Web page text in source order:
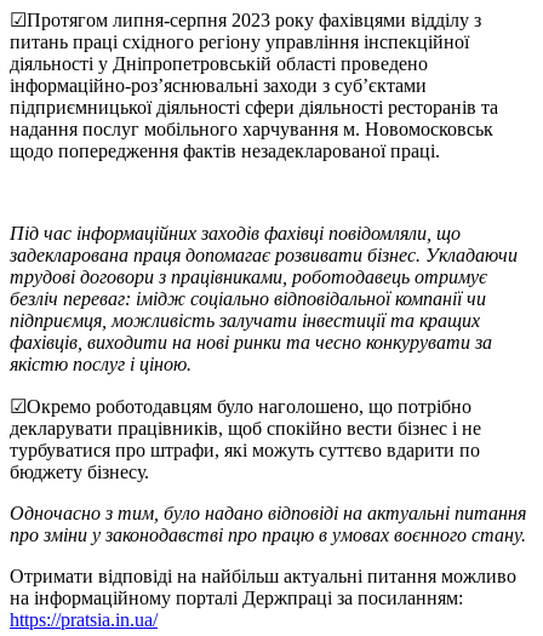
☑Протягом липня-серпня 2023 року фахівцями відділу з
питань праці східного регіону управління інспекційної
діяльності у Дніпропетровській області проведено
інформаційно-роз’яснювальні заходи з суб’єктами
підприємницької діяльності сфери діяльності ресторанів та
надання послуг мобільного харчування м. Новомосковськ
щодо попередження фактів незадекларованої праці.
Під час інформаційних заходів фахівці повідомляли, що
задекларована праця допомагає розвивати бізнес. Укладаючи
трудові договори з працівниками, роботодавець отримує
безліч переваг: імідж соціально відповідальної компанії чи
підприємця, можливість залучати інвестиції та кращих
фахівців, виходити на нові ринки та чесно конкурувати за
якістю послуг і ціною.
☑Окремо роботодавцям було наголошено, що потрібно
декларувати працівників, щоб спокійно вести бізнес і не
турбуватися про штрафи, які можуть суттєво вдарити по
бюджету бізнесу.
Одночасно з тим, було надано відповіді на актуальні питання
про зміни у законодавстві про працю в умовах воєнного стану.
Отримати відповіді на найбільш актуальні питання можливо
на інформаційному порталі Держпраці за посиланням:
https://pratsia.in.ua/